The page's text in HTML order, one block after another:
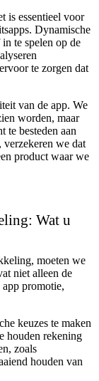
is essentieel voor
Dynamische
te spelen op de
te zorgen dat
van de app. We
worden, maar
te besteden aan
we dat
product waar we
Wat u
moeten we
niet alleen de
promotie,
keuzes te maken
houden rekening
zoals
houden van